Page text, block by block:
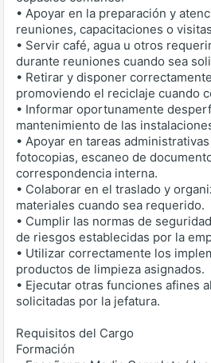
• Apoyar en la preparación y
reuniones, capacitaciones o
• Servir café, agua u otros
durante reuniones cuando sea
• Retirar y disponer
promoviendo el reciclaje cuando
• Informar oportunamente
mantenimiento de las
• Apoyar en tareas
fotocopias, escaneo de
correspondencia interna.
• Colaborar en el traslado y
materiales cuando sea requerido.
• Cumplir las normas de
de riesgos establecidas por la
• Utilizar correctamente los
productos de limpieza asignados.
• Ejecutar otras funciones afines
solicitadas por la jefatura.
Requisitos del Cargo
Formación